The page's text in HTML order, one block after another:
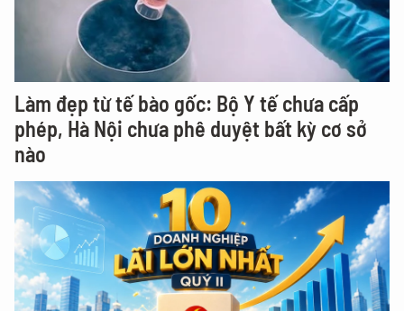
Làm đẹp từ tế bào gốc: Bộ Y tế chưa cấp
phép, Hà Nội chưa phê duyệt bất kỳ cơ sở
nào